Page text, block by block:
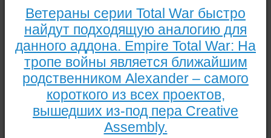
Ветераны серии Total War быстро
найдут подходящую аналогию для
данного аддона. Empire Total War: На
тропе войны является ближайшим
родственником Alexander – самого
короткого из всех проектов,
вышедших из-под пера Creative
Assembly.